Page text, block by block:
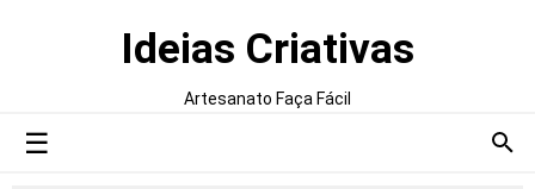
Ideias Criativas
Artesanato Faça Fácil